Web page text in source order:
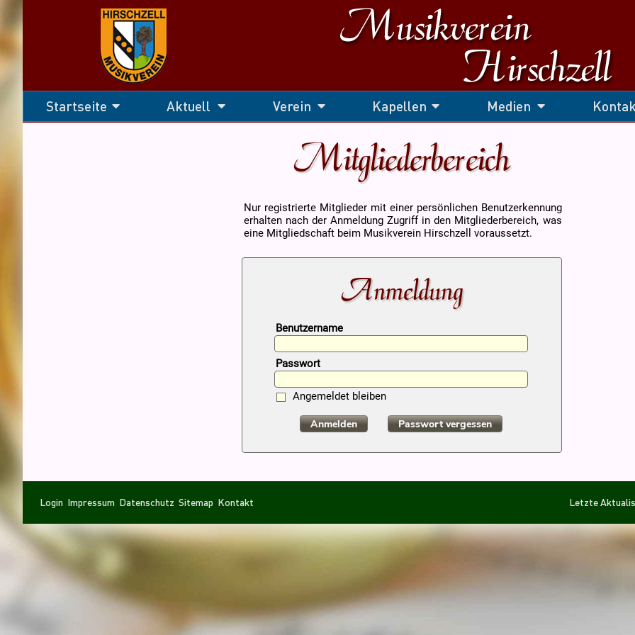
Navigation
überspringen
Startseite Aktuell Verein Kapellen Medien
Mitgliederbereich
Nur registrierte Mitglieder mit einer persönlichen Benutzerkennung
erhalten nach der Anmeldung Zugriff in den Mitgliederbereich, was
eine Mitgliedschaft beim Musikverein Hirschzell voraussetzt.
Anmeldung
Benutzername
Passwort
Angemeldet bleiben
Anmelden Passwort vergessen
Navigation
überspringen
Login Impressum Datenschutz Navigation
überspringen
Sitemap Kontakt Letzte